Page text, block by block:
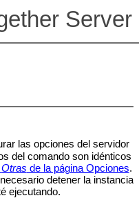
Server
las opciones del servidor
del comando son idénticos
Otras de la página Opciones.
detener la instancia
ejecutando.